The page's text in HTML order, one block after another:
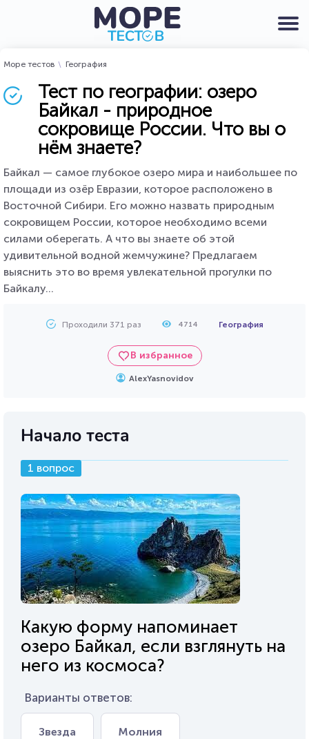
Море тестов География
Тест по географии: озеро
Байкал - природное
сокровище России. Что вы о
нём знаете?
Байкал — самое глубокое озеро мира и наибольшее по
площади из озёр Евразии, которое расположено в
Восточной Сибири. Его можно назвать природным
сокровищем России, которое необходимо всеми
силами оберегать. А что вы знаете об этой
удивительной водной жемчужине? Предлагаем
выяснить это во время увлекательной прогулки по
Байкалу...
Проходили 371 раз 4714 География
В избранное
AlexYasnovidov
Начало теста
1 вопрос
Какую форму напоминает
озеро Байкал, если взглянуть на
него из космоса?
Варианты ответов:
Звезда Молния